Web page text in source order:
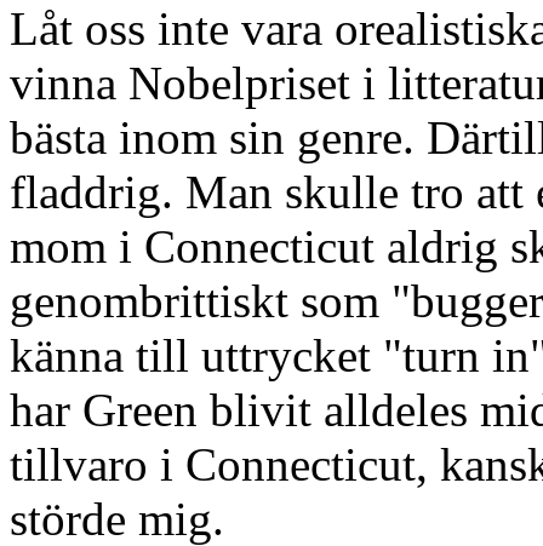
Låt oss inte vara
vinna Nobelpriset i
bästa inom sin genre.
fladdrig. Man skulle tro att
mom i Connecticut aldrig
genombrittiskt som
känna till uttrycket "turn
har Green blivit alldeles
tillvaro i Connecticut,
störde mig.